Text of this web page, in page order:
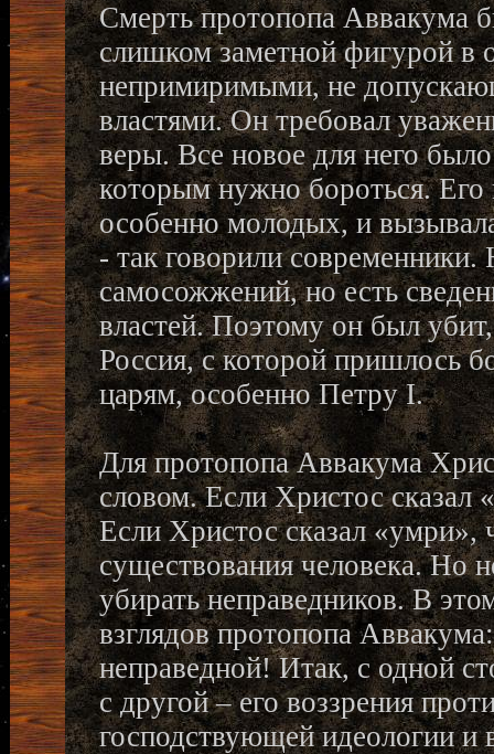
Смерть протопопа Аввакума
слишком заметной фигурой в
непримиримыми, не
властями. Он требовал
веры. Все новое для него
которым нужно бороться. Его
особенно молодых, и
- так говорили
самосожжений, но есть
властей. Поэтому он был
Россия, с которой пришлось
царям, особенно Петру I.
Для протопопа Аввакума
словом. Если Христос сказал
Если Христос сказал «умри»,
существования человека. Но
убирать неправедников. В
взглядов протопопа
неправедной! Итак, с одной
с другой – его воззрения
господствующей идеологии и